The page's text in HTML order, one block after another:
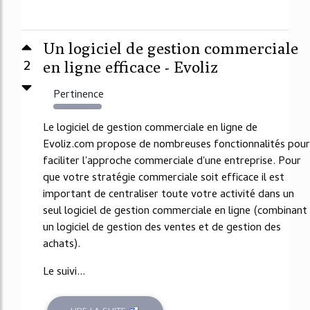
2
Un logiciel de gestion commerciale
en ligne efficace - Evoliz
Pertinence
1988%
Le logiciel de gestion commerciale en ligne de
Evoliz.com propose de nombreuses fonctionnalités pour
faciliter l'approche commerciale d'une entreprise. Pour
que votre stratégie commerciale soit efficace il est
important de centraliser toute votre activité dans un
seul logiciel de gestion commerciale en ligne (combinant
un logiciel de gestion des ventes et de gestion des
achats).
Le suivi...